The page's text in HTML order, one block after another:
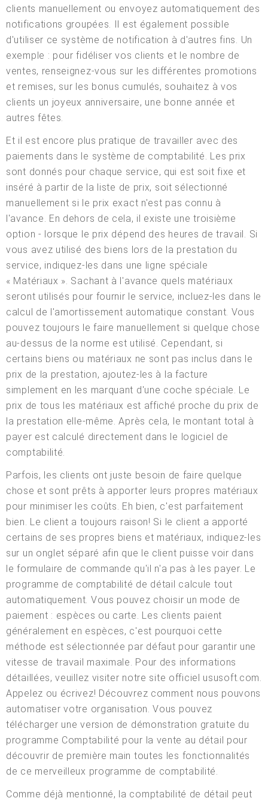
clients manuellement ou envoyez automatiquement des
notifications groupées. Il est également possible
d'utiliser ce système de notification à d'autres fins. Un
exemple : pour fidéliser vos clients et le nombre de
ventes, renseignez-vous sur les différentes promotions
et remises, sur les bonus cumulés, souhaitez à vos
clients un joyeux anniversaire, une bonne année et
autres fêtes.
Et il est encore plus pratique de travailler avec des
paiements dans le système de comptabilité. Les prix
sont donnés pour chaque service, qui est soit fixe et
inséré à partir de la liste de prix, soit sélectionné
manuellement si le prix exact n'est pas connu à
l'avance. En dehors de cela, il existe une troisième
option - lorsque le prix dépend des heures de travail. Si
vous avez utilisé des biens lors de la prestation du
service, indiquez-les dans une ligne spéciale
« Matériaux ». Sachant à l'avance quels matériaux
seront utilisés pour fournir le service, incluez-les dans le
calcul de l'amortissement automatique constant. Vous
pouvez toujours le faire manuellement si quelque chose
au-dessus de la norme est utilisé. Cependant, si
certains biens ou matériaux ne sont pas inclus dans le
prix de la prestation, ajoutez-les à la facture
simplement en les marquant d'une coche spéciale. Le
prix de tous les matériaux est affiché proche du prix de
la prestation elle-même. Après cela, le montant total à
payer est calculé directement dans le logiciel de
comptabilité.
Parfois, les clients ont juste besoin de faire quelque
chose et sont prêts à apporter leurs propres matériaux
pour minimiser les coûts. Eh bien, c'est parfaitement
bien. Le client a toujours raison! Si le client a apporté
certains de ses propres biens et matériaux, indiquez-les
sur un onglet séparé afin que le client puisse voir dans
le formulaire de commande qu'il n'a pas à les payer. Le
programme de comptabilité de détail calcule tout
automatiquement. Vous pouvez choisir un mode de
paiement : espèces ou carte. Les clients paient
généralement en espèces, c'est pourquoi cette
méthode est sélectionnée par défaut pour garantir une
vitesse de travail maximale. Pour des informations
détaillées, veuillez visiter notre site officiel ususoft.com.
Appelez ou écrivez! Découvrez comment nous pouvons
automatiser votre organisation. Vous pouvez
télécharger une version de démonstration gratuite du
programme Comptabilité pour la vente au détail pour
découvrir de première main toutes les fonctionnalités
de ce merveilleux programme de comptabilité.
Comme déjà mentionné, la comptabilité de détail peut